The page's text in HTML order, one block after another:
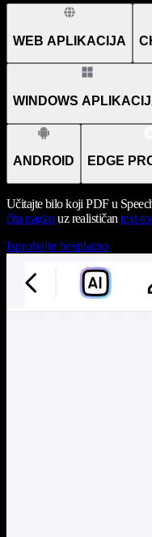
WEB APLIKACIJA
WINDOWS
ANDROID EDGE
Učitajte bilo koji PDF u
čita naglasuz realističan text-
Isprobajte besplatno